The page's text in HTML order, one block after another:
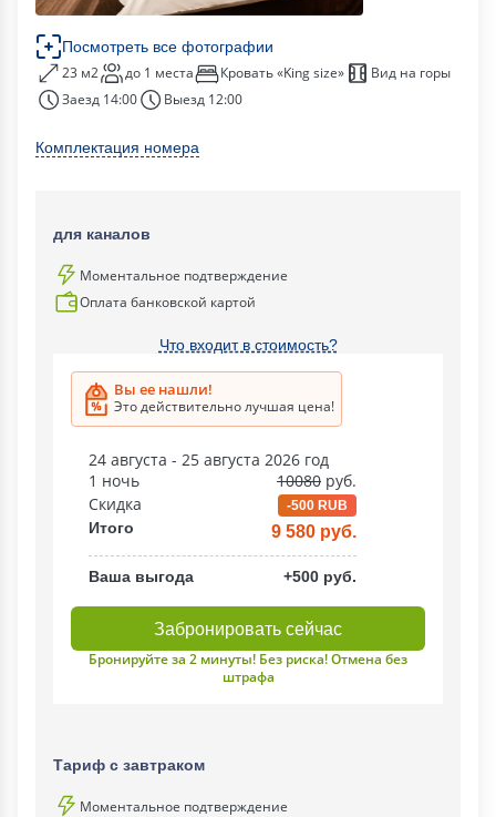
Посмотреть все фотографии
23 м2 до 1 места Кровать «King size»
Вид на горы
Заезд 14:00
Выезд 12:00
Комплектация номера
для каналов
Моментальное подтверждение
Оплата банковской картой
Что входит в стоимость?
Вы ее нашли!
Это действительно лучшая цена!
24 августа - 25 августа 2026 год
1 ночь
10080 руб.
Скидка
-500 RUB
Итого 9 580 руб.
Ваша выгода +500 руб.
Забронировать сейчас
Бронируйте за 2 минуты! Без риска! Отмена без
штрафа
Тариф с завтраком
Моментальное подтверждение